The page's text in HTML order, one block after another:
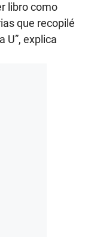
libro como
que recopilé
U”, explica